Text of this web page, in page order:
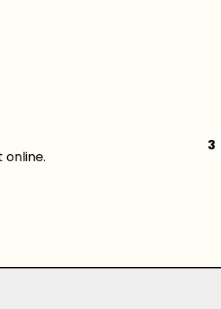
online.
3